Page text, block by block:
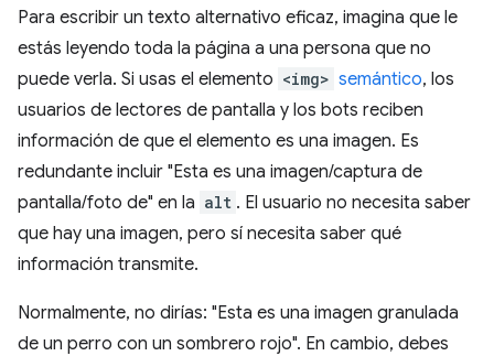
Para escribir un texto alternativo eficaz, imagina que le
estás leyendo toda la página a una persona que no
puede verla. Si usas el elemento <img> semántico, los
usuarios de lectores de pantalla y los bots reciben
información de que el elemento es una imagen. Es
redundante incluir "Esta es una imagen/captura de
pantalla/foto de" en la alt . El usuario no necesita saber
que hay una imagen, pero sí necesita saber qué
información transmite.
Normalmente, no dirías: "Esta es una imagen granulada
de un perro con un sombrero rojo". En cambio, debes